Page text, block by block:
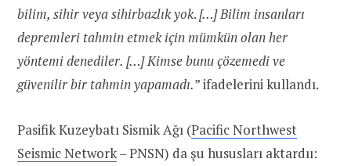
bilim, sihir veya sihirbazlık yok.[…]Bilim insanları
depremleri tahmin etmek için mümkün olan her
yöntemi denediler. […] Kimse bunu çözemedi ve
güvenilir bir tahmin yapamadı.” ifadelerini kullandı.
Pasifik Kuzeybatı Sismik Ağı (Pacific Northwest
Seismic Network– PNSN) da şu hususları aktardıı: